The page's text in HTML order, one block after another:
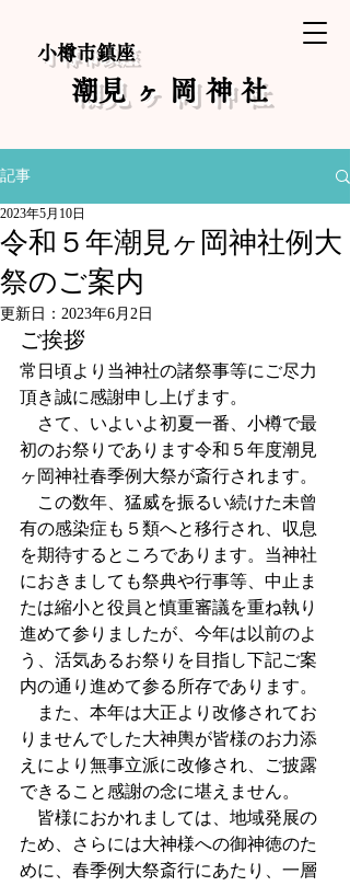
小樽市鎮座
​潮見ヶ岡神社
記事
令和５年潮見ヶ岡神社例大
祭のご案内
2023年5月10日
更新日： 2023年6月2日
ご挨拶
常日頃より当神社の諸祭事等にご尽力
頂き誠に感謝申し上げます。
さて、いよいよ初夏一番、小樽で最
初のお祭りであります令和５年度潮見
ヶ岡神社春季例大祭が斎行されます。
この数年、猛威を振るい続けた未曾
有の感染症も５類へと移行され、収息
を期待するところであります。当神社
におきましても祭典や行事等、中止ま
たは縮小と役員と慎重審議を重ね執り
進めて参りましたが、今年は以前のよ
う、活気あるお祭りを目指し下記ご案
内の通り進めて参る所存であります。
また、本年は大正より改修されてお
りませんでした大神輿が皆様のお力添
えにより無事立派に改修され、ご披露
できること感謝の念に堪えません。
皆様におかれましては、地域発展の
ため、さらには大神様への御神徳のた
めに、春季例大祭斎行にあたり、一層